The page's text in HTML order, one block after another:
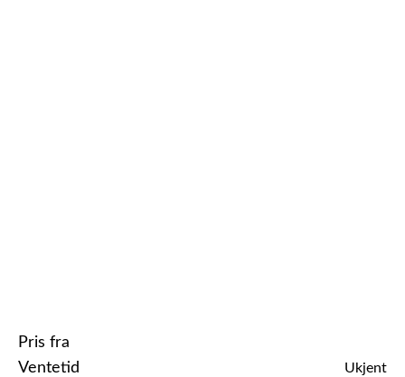
Pris fra
Ventetid
Ukjent